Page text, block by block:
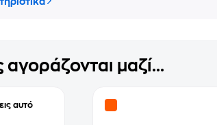
μαζί...
αυτό